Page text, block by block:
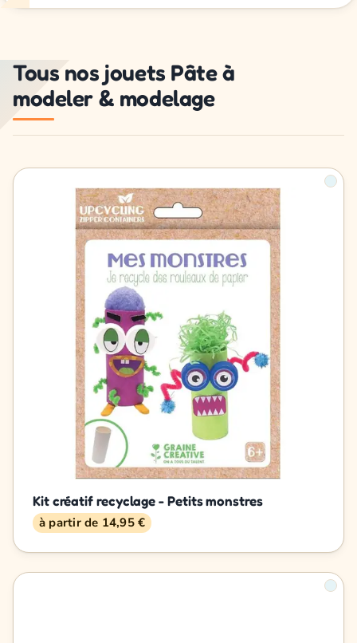
Tous nos jouets Pâte à
modeler & modelage
Kit créatif recyclage - Petits monstres
à partir de 14,95 €